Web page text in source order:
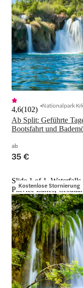
Ab Split: Geführte
Bootsfahrt und
4,6(102) Nationalpark
ab
35 €
Kostenlose Stornierung
Slide 1 of 1,
Plitvice Lakes, Croatia.